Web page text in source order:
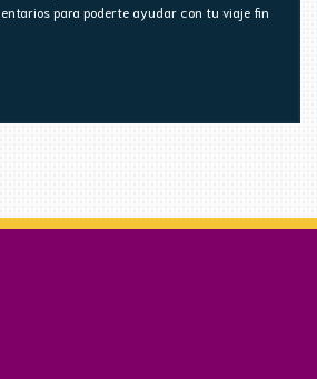
para poderte ayudar con tu viaje fin